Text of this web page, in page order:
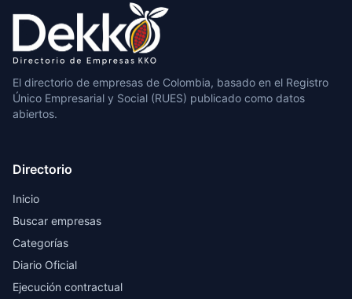
El directorio de empresas de Colombia, basado en el Registro
Único Empresarial y Social (RUES) publicado como datos
abiertos.
Directorio
Inicio
Buscar empresas
Categorías
Diario Oficial
Ejecución contractual